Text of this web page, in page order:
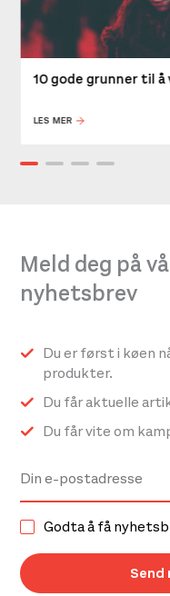
10 gode grunner til å
LES MER
Meld deg på
nyhetsbrev
Du er først i køen
produkter.
Du får aktuelle
Du får vite om
Godta å få